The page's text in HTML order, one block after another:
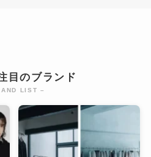
目のブランド
LIST –